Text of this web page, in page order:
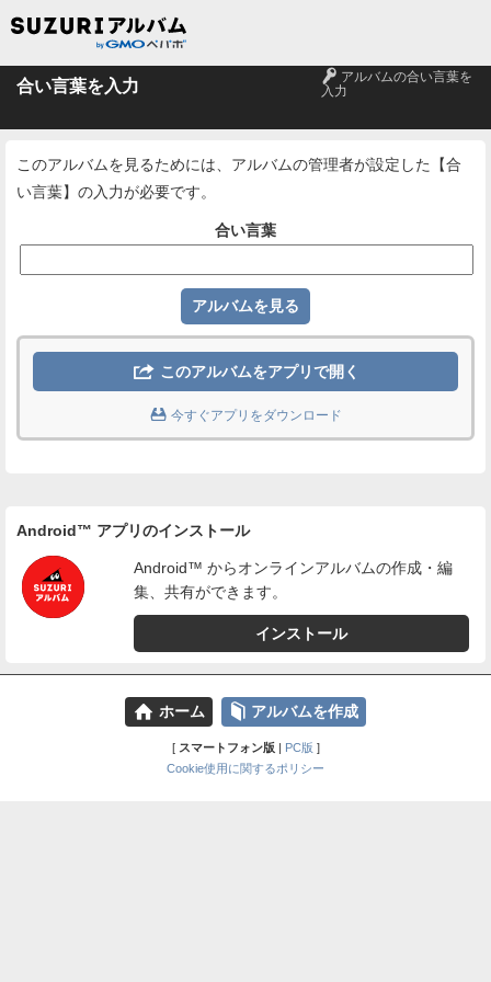
合い言葉を入力 🔑 アルバムの合い言葉を
入力
このアルバムを見るためには、アルバムの管理者が設定した【合
い言葉】の入力が必要です。
合い言葉
 このアルバムをアプリで開く
 今すぐアプリをダウンロード
Android™ アプリのインストール
Android™ からオンラインアルバムの作成・編
集、共有ができます。
インストール
⌂ ホーム 📕 アルバムを作成
[ スマートフォン版| PC版 ]
Cookie使用に関するポリシー